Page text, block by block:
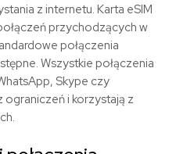
z internetu. Karta eSIM
przychodzących w
połączenia
Wszystkie połączenia
Skype czy
ograniczeń i korzystają z